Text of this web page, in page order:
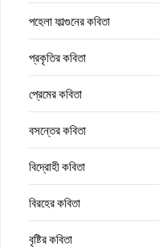
পহেলা ফাল্গুনের কবিতা
প্রকৃতির কবিতা
প্রেমের কবিতা
বসন্তের কবিতা
বিদ্রোহী কবিতা
বিরহের কবিতা
বৃষ্টির কবিতা